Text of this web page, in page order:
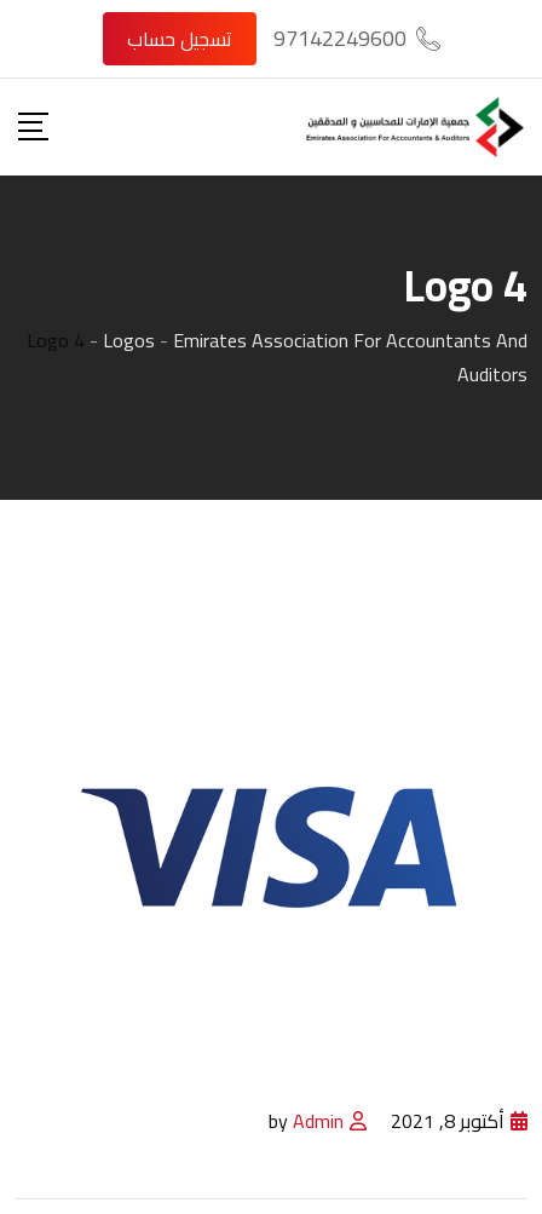
content
97142249600 تسجيل حساب
Logo 4
Logo 4- Logos - Emirates Association For Accountants And
Auditors
أكتوبر 8, 2021 byAdmin